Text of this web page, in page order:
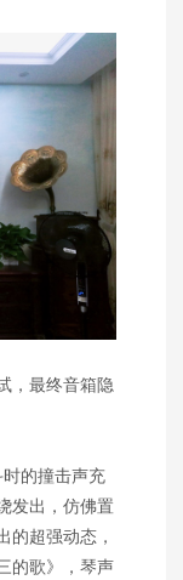
，最终音箱隐
的撞击声充
发出，仿佛置
的超强动态，
的歌》，琴声